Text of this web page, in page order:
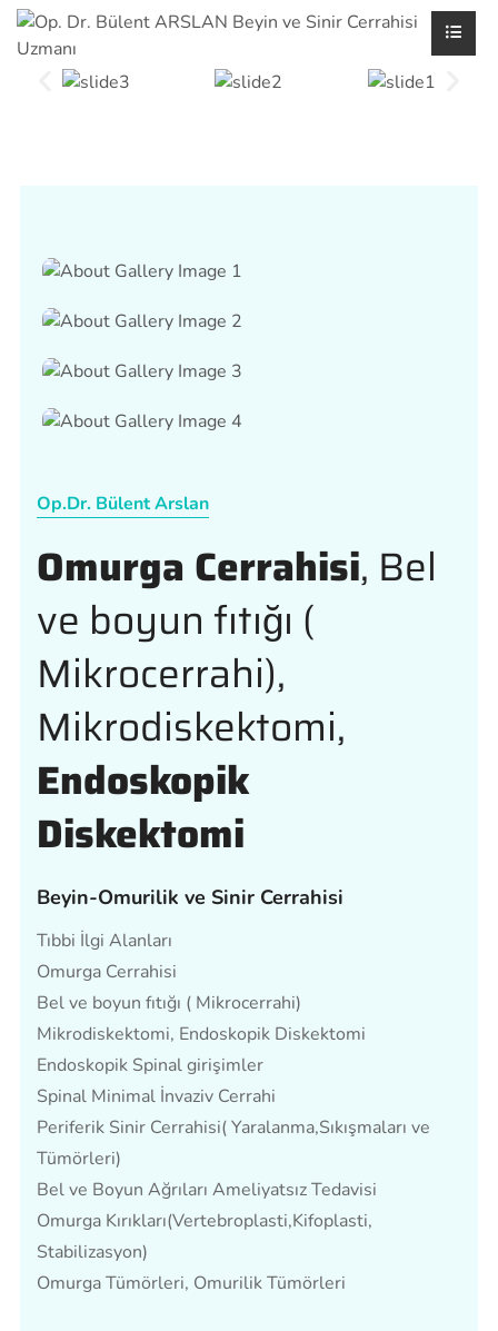
Op.Dr. Bülent Arslan
Omurga Cerrahisi, Bel
ve boyun fıtığı (
Mikrocerrahi),
Mikrodiskektomi,
Endoskopik
Diskektomi
Beyin-Omurilik ve Sinir Cerrahisi
Tıbbi İlgi Alanları
Omurga Cerrahisi
Bel ve boyun fıtığı ( Mikrocerrahi)
Mikrodiskektomi, Endoskopik Diskektomi
Endoskopik Spinal girişimler
Spinal Minimal İnvaziv Cerrahi
Periferik Sinir Cerrahisi( Yaralanma,Sıkışmaları ve
Tümörleri)
Bel ve Boyun Ağrıları Ameliyatsız Tedavisi
Omurga Kırıkları(Vertebroplasti,Kifoplasti,
Stabilizasyon)
Omurga Tümörleri, Omurilik Tümörleri